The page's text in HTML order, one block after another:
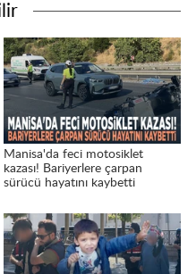
Manisa'da feci motosiklet
kazası! Bariyerlere çarpan
sürücü hayatını kaybetti